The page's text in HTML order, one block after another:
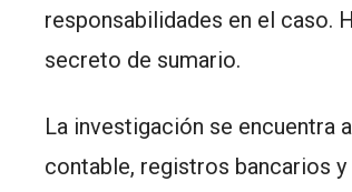
responsabilidades en el caso.
secreto de sumario.
La investigación se encuentra
contable, registros bancarios